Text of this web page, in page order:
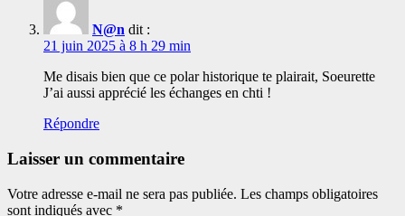
N@n dit :
21 juin 2025 à 8 h 29 min
Me disais bien que ce polar historique te plairait, Soeurette
J’ai aussi apprécié les échanges en chti !
Répondre
Laisser un commentaire
Votre adresse e-mail ne sera pas publiée. Les champs obligatoires
sont indiqués avec *